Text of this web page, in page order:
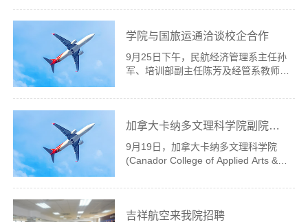
场艺术团的演员们和上海民航职业技术
企双方共同奏响了一篇华彩乐章，为...
学院与国旅运通洽谈校企合作
9月25日下午，民航经济管理系主任孙
军、培训部副主任陈芳及经管系教师张
作业务洽谈会。 国旅运通是由中国国
国旅运通商务旅行于2002年在中...加拿大卡纳多文理科学院副院长理查德一行访问我院
9月19日，加拿大卡纳多文理科学院
(Canador College of Applied Arts &
表董洪先生的陪同下拜会我院。这是加
第三次来访，孙暄副校长、杨征副校长
吉祥航空来我院招聘